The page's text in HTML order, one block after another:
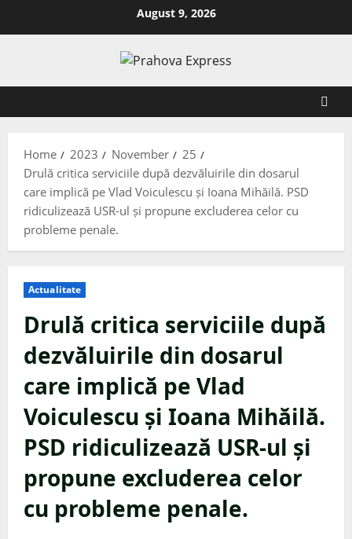
August 9, 2026
Home 2023 November
25
Drulă critica serviciile după dezvăluirile din dosarul
care implică pe Vlad Voiculescu și Ioana Mihăilă. PSD
ridiculizează USR-ul și propune excluderea celor cu
probleme penale.
Actualitate
Drulă critica serviciile după
dezvăluirile din dosarul
care implică pe Vlad
Voiculescu și Ioana Mihăilă.
PSD ridiculizează USR-ul și
propune excluderea celor
cu probleme penale.